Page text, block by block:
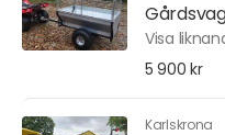
Visa
5 900 kr
Karlskrona